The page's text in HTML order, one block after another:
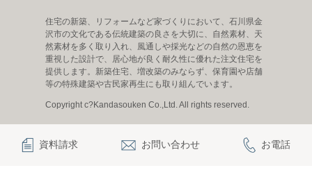
住宅の新築、リフォームなど家づくりにおいて、石川県金
沢市の文化である伝統建築の良さを大切に、自然素材、天
然素材を多く取り入れ、風通しや採光などの自然の恩恵を
重視した設計で、居心地が良く耐久性に優れた注文住宅を
提供します。新築住宅、増改築のみならず、保育園や店舗
等の特殊建築や古民家再生にも取り組んでいます。
Copyright c?Kandasouken Co.,Ltd. All rights reserved.
資料請求 お問い合わせ お電話